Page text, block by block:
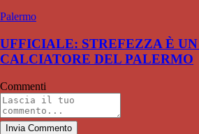
Palermo
UFFICIALE: STREFEZZA È
CALCIATORE DEL PALERMO
Commenti
Invia Commento